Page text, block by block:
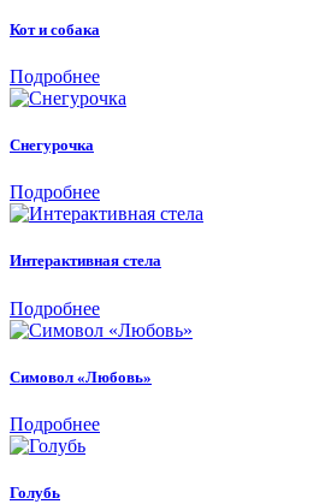
Кот и собака
Подробнее
Снегурочка
Подробнее
Интерактивная стела
Подробнее
Симовол «Любовь»
Подробнее
Голубь